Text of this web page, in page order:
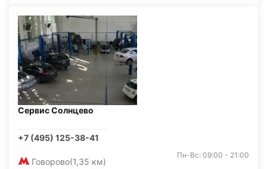
Сервис Солнцево
+7 (495) 125-38-41
Говорово(1,35 км)
Пн-Вс: 09:00 - 21:00